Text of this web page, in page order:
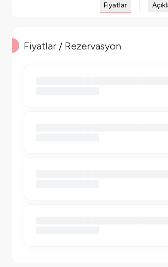
Fiyatlar
Fiyatlar / Rezervasyon